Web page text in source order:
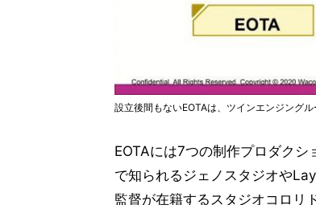
設立後間もないEOTAは、ツインエンジング
EOTAには7つの制作プロダク
で知られるジェノスタジオや
監督が在籍するスタジオコロリ